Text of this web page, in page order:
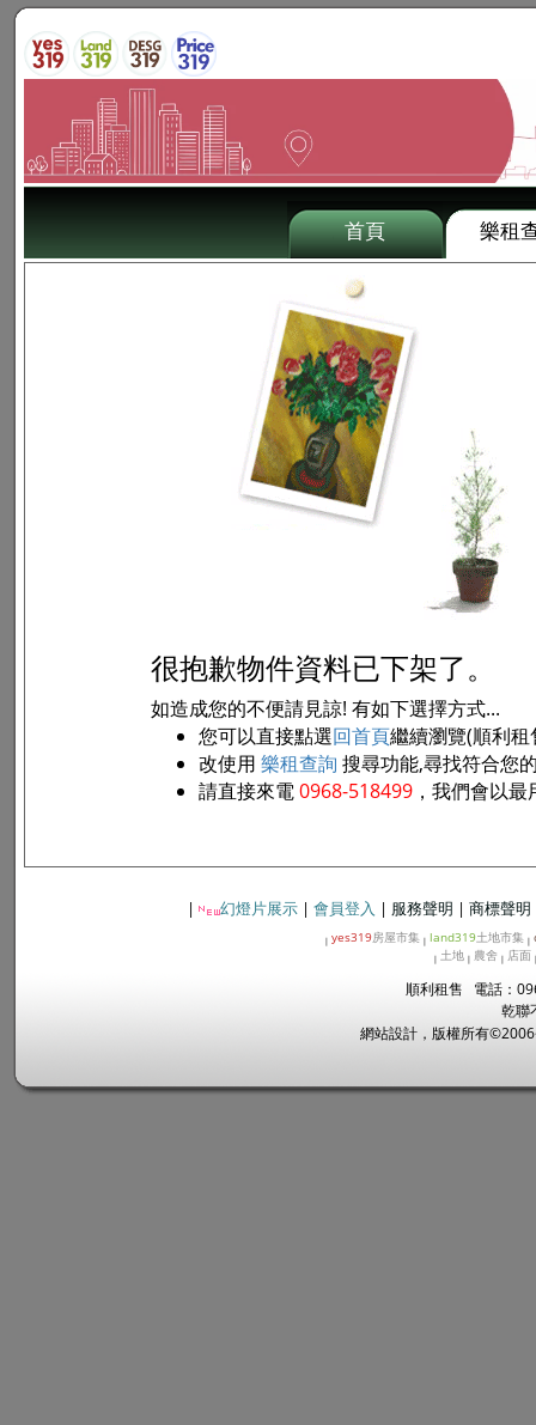
首頁 樂租
很抱歉物件資料已下架了。
如造成您的不便請見諒! 有如下選擇方式...
您可以直接點選回首頁繼續瀏覽(順利租
改使用 樂租查詢 搜尋功能,尋找符合您
請直接來電0968-518499 ，我們會以
| 幻燈片展示 | 會員登入 | 服務聲明 | 商標聲明
| yes319房屋市集 | land319土地市集 |
| 土地 | 農舍 | 店面
順利租售 電話：
乾聯
網站設計，版權所有